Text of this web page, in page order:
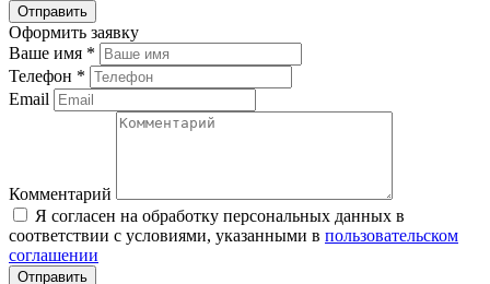
Оформить заявку
Ваше имя *
Телефон *
Email
Комментарий
Я согласен на обработку персональных данных в
соответствии с условиями, указанными в пользовательском
соглашении